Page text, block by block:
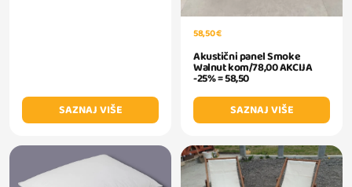
SAZNAJ VIŠE
58,50 €
Akustični panel Smoke
Walnut kom/78,00 AKCIJA
-25% = 58,50
SAZNAJ VIŠE